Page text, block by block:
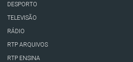
DESPORTO
TELEVISÃO
RÁDIO
RTP ARQUIVOS
RTP ENSINA